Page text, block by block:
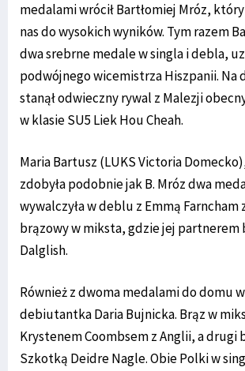
medalami wrócił Bartłomiej Mróz,
nas do wysokich wyników. Tym razem
dwa srebrne medale w singla i debla,
podwójnego wicemistrza Hiszpanii. Na
stanął odwieczny rywal z Malezji
w klasie SU5 Liek Hou Cheah.
Maria Bartusz (LUKS Victoria
zdobyła podobnie jak B. Mróz dwa
wywalczyła w deblu z Emmą Farncham
brązowy w miksta, gdzie jej partnerem
Dalglish.
Również z dwoma medalami do domu
debiutantka Daria Bujnicka. Brąz w
Krystenem Coombsem z Anglii, a drugi
Szkotką Deidre Nagle. Obie Polki w